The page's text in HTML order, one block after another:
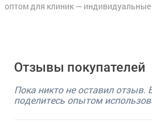
оптом для клиник — индивидуальные
Отзывы покупателей
Пока никто не оставил
поделитесь опытом